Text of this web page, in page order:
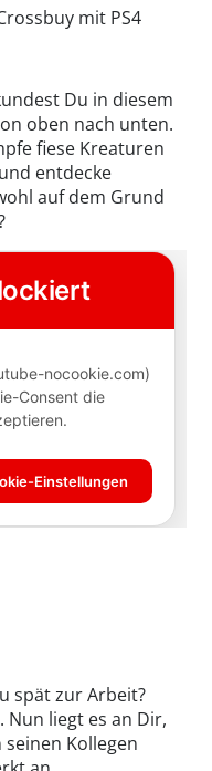
mit PS4
Du in diesem
oben nach unten.
fiese Kreaturen
entdecke
auf dem Grund
spät zur Arbeit?
Nun liegt es an Dir,
Kollegen